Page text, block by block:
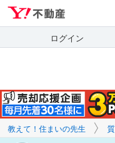
ログイン
教えて！住まいの先生